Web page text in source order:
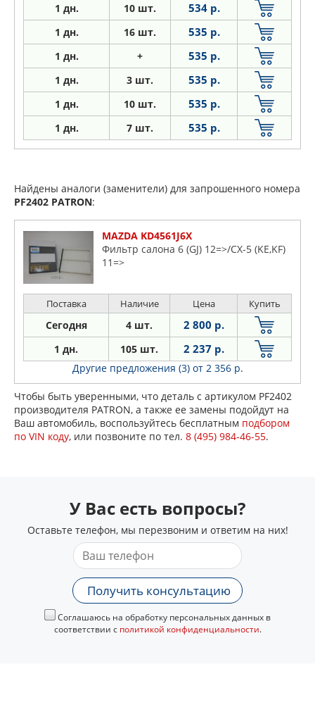
1 дн. 10 шт. 534 р.
1 дн. 16 шт. 535 р.
1 дн. + 535 р.
1 дн. 3 шт. 535 р.
1 дн. 10 шт. 535 р.
1 дн. 7 шт. 535 р.
Найдены аналоги (заменители) для запрошенного номера
PF2402 PATRON:
MAZDA KD4561J6X
Фильтр салона 6 (GJ) 12=>/CX-5 (KE,KF)
11=>
Поставка Наличие Цена Купить
Сегодня 4 шт. 2 800 р.
1 дн. 105 шт. 2 237 р.
Другие предложения (3) от 2 356 р.
Чтобы быть уверенными, что деталь с артикулом PF2402
производителя PATRON, а также ее замены подойдут на
Ваш автомобиль, воспользуйтесь бесплатным подбором
по VIN коду, или позвоните по тел. 8 (495) 984-46-55.
У Вас есть вопросы?
Оставьте телефон, мы перезвоним и ответим на них!
Получить консультацию
Соглашаюсь на обработку персональных данных в
соответствии с политикой конфиденциальности.